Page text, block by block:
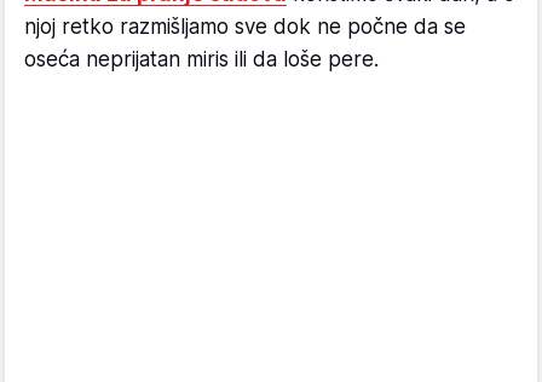
njoj retko razmišljamo sve dok ne počne da se
oseća neprijatan miris ili da loše pere.